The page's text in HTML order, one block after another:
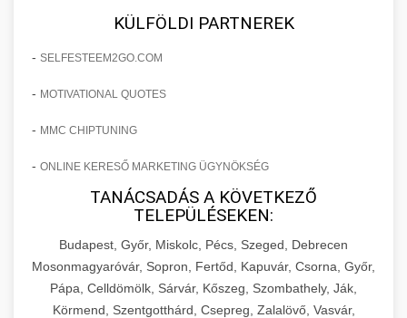
KÜLFÖLDI PARTNEREK
- SELFESTEEM2GO.COM
- MOTIVATIONAL QUOTES
- MMC CHIPTUNING
- ONLINE KERESŐ MARKETING ÜGYNÖKSÉG
TANÁCSADÁS A KÖVETKEZŐ
TELEPÜLÉSEKEN:
Budapest, Győr, Miskolc, Pécs, Szeged, Debrecen
Mosonmagyaróvár, Sopron, Fertőd, Kapuvár, Csorna, Győr,
Pápa, Celldömölk, Sárvár, Kőszeg, Szombathely, Ják,
Körmend, Szentgotthárd, Csepreg, Zalalövő, Vasvár,